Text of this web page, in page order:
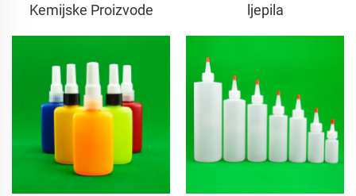
Kemijske Proizvode
ljepila